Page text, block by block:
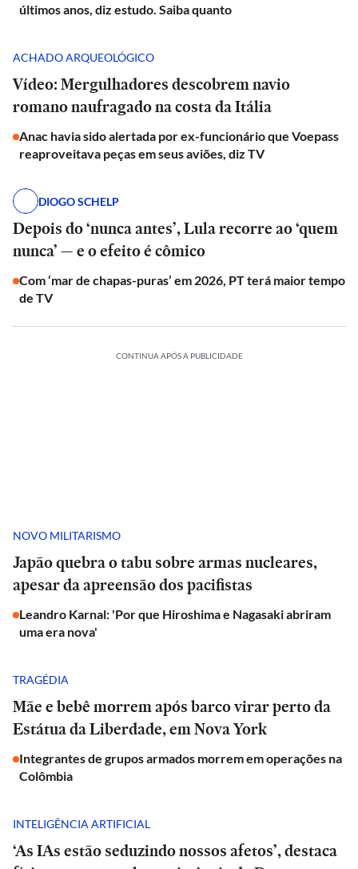
últimos anos, diz estudo. Saiba quanto
ACHADO ARQUEOLÓGICO
Vídeo: Mergulhadores descobrem navio
romano naufragado na costa da Itália
Anac havia sido alertada por ex-funcionário que Voepass
reaproveitava peças em seus aviões, diz TV
DIOGO SCHELP
Depois do ‘nunca antes’, Lula recorre ao ‘quem
nunca’ — e o efeito é cômico
Com ‘mar de chapas-puras’ em 2026, PT terá maior tempo
de TV
CONTINUA APÓS A PUBLICIDADE
NOVO MILITARISMO
Japão quebra o tabu sobre armas nucleares,
apesar da apreensão dos pacifistas
Leandro Karnal: 'Por que Hiroshima e Nagasaki abriram
uma era nova'
TRAGÉDIA
Mãe e bebê morrem após barco virar perto da
Estátua da Liberdade, em Nova York
Integrantes de grupos armados morrem em operações na
Colômbia
INTELIGÊNCIA ARTIFICIAL
‘As IAs estão seduzindo nossos afetos’, destaca